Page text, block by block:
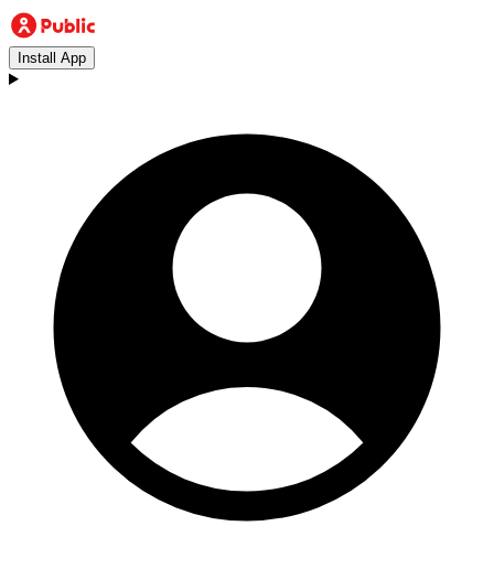
Install App